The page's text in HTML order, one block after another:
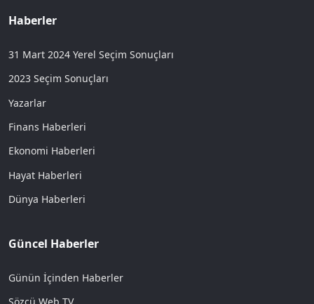
Haberler
31 Mart 2024 Yerel Seçim Sonuçları
2023 Seçim Sonuçları
Yazarlar
Finans Haberleri
Ekonomi Haberleri
Hayat Haberleri
Dünya Haberleri
Güncel Haberler
Günün İçinden Haberler